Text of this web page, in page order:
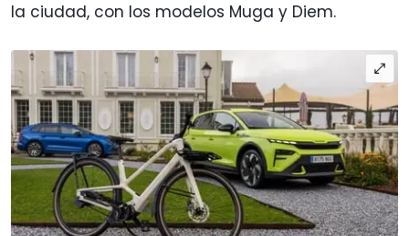
la ciudad, con los modelos Muga y Diem.